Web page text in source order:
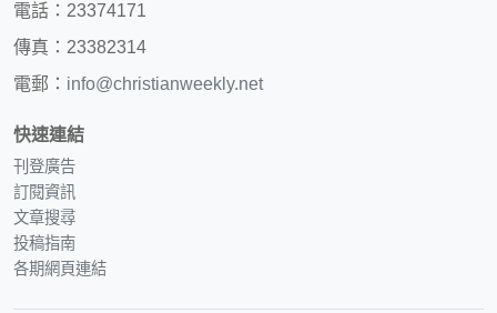
電話：23374171
傳真：23382314
電郵： info@christianweekly.net
快速連結
刊登廣告
訂閱資訊
文章搜尋
投稿指南
各期網頁連結